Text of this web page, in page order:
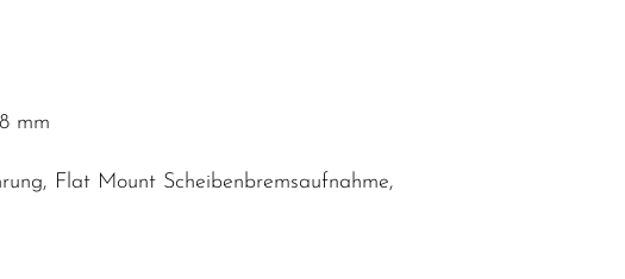
mm
Flat Mount Scheibenbremsaufnahme,